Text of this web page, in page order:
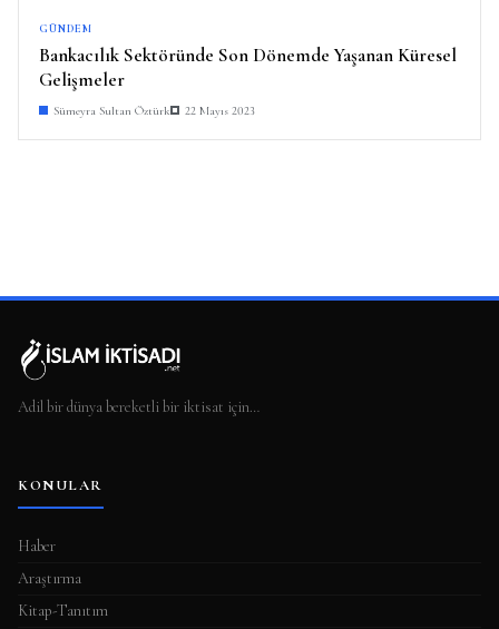
GÜNDEM
Bankacılık Sektöründe Son Dönemde Yaşanan Küresel
Gelişmeler
Sümeyra Sultan Öztürk 22 Mayıs 2023
Adil bir dünya bereketli bir iktisat için…
KONULAR
Haber
Araştırma
Kitap-Tanıtım